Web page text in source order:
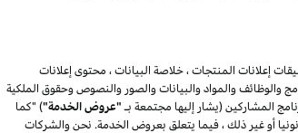
إعلانات المنتجات ، خلاصة البيانات ، محتوى إعلانات
والوظائف والمواد والبيانات والصور والنصوص وحقوق الملكية
المشاركين (يشار إليها مجتمعة بـ"عروض الخدمة") "كما
أو غير ذلك ، فيما يتعلق بعروض الخدمة. نحن والشركات